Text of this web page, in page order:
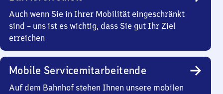
Auch wenn Sie in Ihrer Mobilität eingeschränkt
sind – uns ist es wichtig, dass Sie gut Ihr Ziel
erreichen
Mobile Servicemitarbeitende
Auf dem Bahnhof stehen Ihnen unsere mobilen